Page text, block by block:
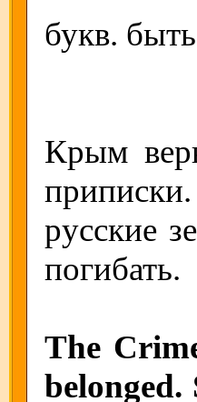
букв.
Крым
русские
погибать.
The
belonged.